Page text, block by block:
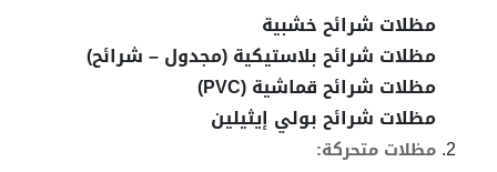
مظلات شرائح خشبية
مظلات شرائح بلاستيكية (مجدول – شرائح)
مظلات شرائح قماشية (PVC)
مظلات شرائح بولي إيثيلين
مظلات متحركة: